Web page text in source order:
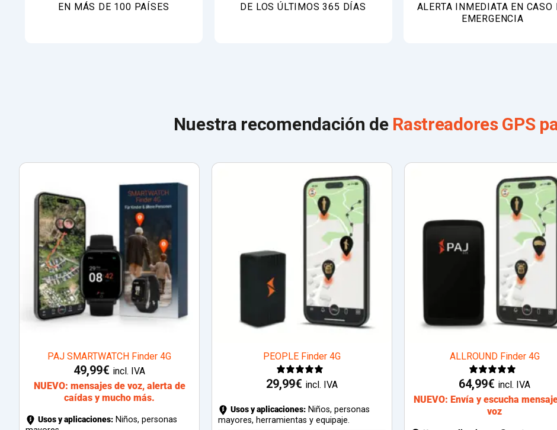
EN MÁS DE 100 PAÍSES DE LOS ÚLTIMOS 365 DÍAS
ALERTA INMEDIATA EN CASO
EMERGENCIA
Nuestra recomendación de Rastreadores GPS
PAJ SMARTWATCH Finder 4G
49,99€ incl. IVA
NUEVO: mensajes de voz, alerta de
caídas y mucho más.
Usos y aplicaciones:Niños, personas
PEOPLE Finder 4G
29,99€ incl. IVA
Usos y aplicaciones:Niños, personas
mayores, herramientas y equipaje.
ALLROUND Finder 4G
64,99€ incl. IVA
NUEVO: Envía y escucha
voz